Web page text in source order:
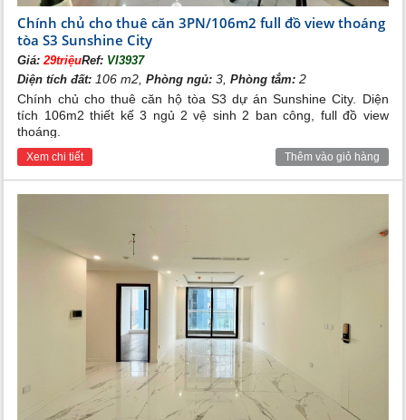
Chính chủ cho thuê căn 3PN/106m2 full đồ view thoáng
tòa S3 Sunshine City
Giá:29triệuRef: VI3937
Diện tích đất: 106 m2,Phòng ngủ: 3,Phòng tắm: 2
Chính chủ cho thuê căn hộ tòa S3 dự án Sunshine City. Diện
tích 106m2 thiết kế 3 ngủ 2 vệ sinh 2 ban công, full đồ view
thoáng.
Xem chi tiết Thêm vào giỏ hàng